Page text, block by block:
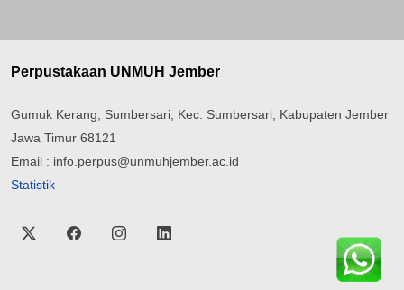
Perpustakaan UNMUH Jember
Gumuk Kerang, Sumbersari, Kec. Sumbersari, Kabupaten Jember
Jawa Timur 68121
Email : info.perpus@unmuhjember.ac.id
Statistik